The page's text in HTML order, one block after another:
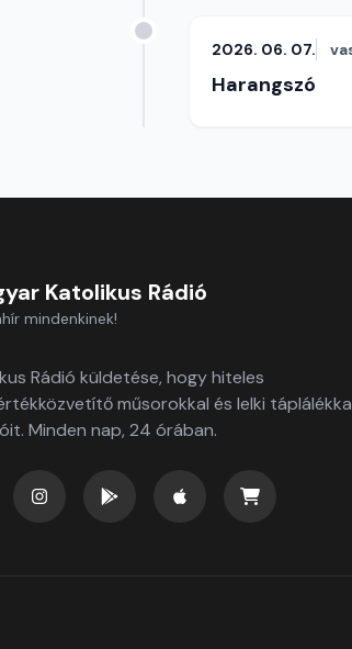
2026. 06. 07.
Harangszó
Katolikus Rádió
mindenkinek!
Rádió küldetése, hogy hiteles
műsorokkal és lelki
Minden nap, 24 órában.